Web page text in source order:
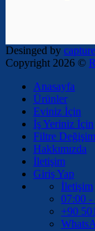
Desinged by
Copyright 2026 ©
Anasayfa
Ürünler
Eviniz İçin
İş Yeriniz İçin
Filtre
Hakkımızda
İletişim
Giriş Yap
İletişim
07:00 -
+90